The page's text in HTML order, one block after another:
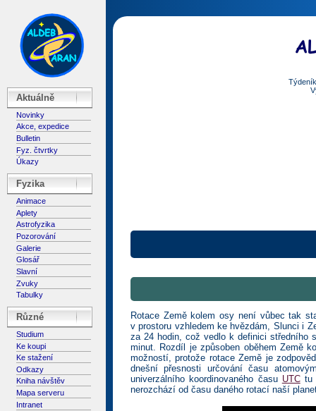
Aktuálně
Novinky
Akce, expedice
Bulletin
Fyz. čtvrtky
Úkazy
Fyzika
Animace
Aplety
Astrofyzika
Pozorování
Galerie
Glosář
Slavní
Zvuky
Tabulky
Různé
Studium
Ke koupi
Ke stažení
Odkazy
Kniha návštěv
Mapa serveru
Intranet
Rotace Země kolem osy není vůbec tak
v prostoru vzhledem ke hvězdám, Slunci i
za 24 hodin, což vedlo k definici středního
minut. Rozdíl je způsoben oběhem Země
možností, protože rotace Země je
dnešní přesnosti určování času
univerzálního koordinovaného času UTCtu
nerozchází od času daného rotací naší